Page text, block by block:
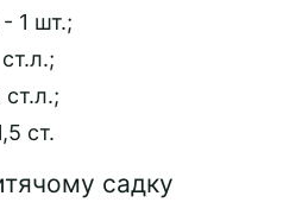
1 шт.;
ст.